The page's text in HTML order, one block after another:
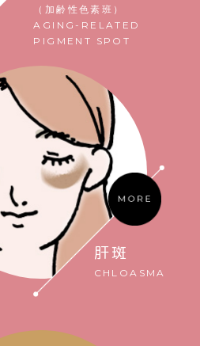
（加齢性色素班）
AGING-RELATED
PIGMENT SPOT
肝斑
CHLOASMA